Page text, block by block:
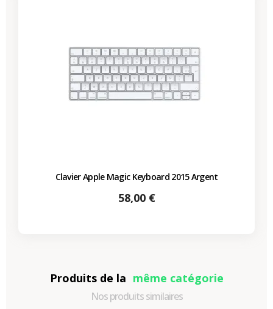
Clavier Apple Magic Keyboard 2015 Argent
Prix
58,00 €
Produits de la même catégorie
Nos produits similaires